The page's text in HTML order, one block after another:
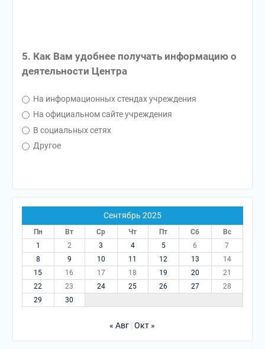
5. Как Вам удобнее получать информацию о
деятельности Центра
На информационных стендах учреждения
На официальном сайте учреждения
В социальных сетях
Другое
Сентябрь 2025
Пн Вт Ср Чт Пт Сб
Вс
1
2 3 4 5 6
7
8
9 10 11 12 13
14
15
16 17 18 19 20
21
22
23 24 25 26 27
28
29
30
« Авг Окт »